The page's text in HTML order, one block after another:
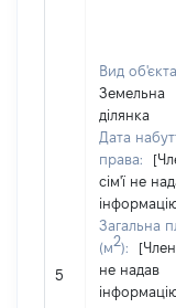
5
Вид
Земельна
ділянка
Дата
права:
сім'ї не
Загальна
(м2):
[Член
не надав